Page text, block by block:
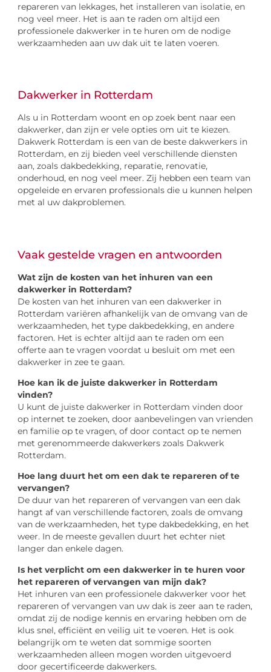
repareren van lekkages, het installeren van isolatie, en
nog veel meer. Het is aan te raden om altijd een
professionele dakwerker in te huren om de nodige
werkzaamheden aan uw dak uit te laten voeren.
Dakwerker in Rotterdam
Als u in Rotterdam woont en op zoek bent naar een
dakwerker, dan zijn er vele opties om uit te kiezen.
Dakwerk Rotterdam is een van de beste dakwerkers in
Rotterdam, en zij bieden veel verschillende diensten
aan, zoals dakbedekking, reparatie, renovatie,
onderhoud, en nog veel meer. Zij hebben een team van
opgeleide en ervaren professionals die u kunnen helpen
met al uw dakproblemen.
Vaak gestelde vragen en antwoorden
Wat zijn de kosten van het inhuren van een
dakwerker in Rotterdam?
De kosten van het inhuren van een dakwerker in
Rotterdam variëren afhankelijk van de omvang van de
werkzaamheden, het type dakbedekking, en andere
factoren. Het is echter altijd aan te raden om een
offerte aan te vragen voordat u besluit om met een
dakwerker in zee te gaan.
Hoe kan ik de juiste dakwerker in Rotterdam
vinden?
U kunt de juiste dakwerker in Rotterdam vinden door
op internet te zoeken, door aanbevelingen van vrienden
en familie op te vragen, of door contact op te nemen
met gerenommeerde dakwerkers zoals Dakwerk
Rotterdam.
Hoe lang duurt het om een dak te repareren of te
vervangen?
De duur van het repareren of vervangen van een dak
hangt af van verschillende factoren, zoals de omvang
van de werkzaamheden, het type dakbedekking, en het
weer. In de meeste gevallen duurt het echter niet
langer dan enkele dagen.
Is het verplicht om een dakwerker in te huren voor
het repareren of vervangen van mijn dak?
Het inhuren van een professionele dakwerker voor het
repareren of vervangen van uw dak is zeer aan te raden,
omdat zij de nodige kennis en ervaring hebben om de
klus snel, efficiënt en veilig uit te voeren. Het is ook
belangrijk om te weten dat sommige soorten
werkzaamheden alleen mogen worden uitgevoerd
door gecertificeerde dakwerkers.